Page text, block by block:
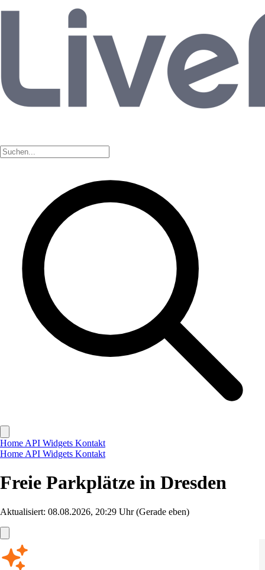
Home API Widgets Kontakt
Home API Widgets Kontakt
Freie Parkplätze in Dresden
Aktualisiert: 08.08.2026, 20:29 Uhr(Gerade eben)